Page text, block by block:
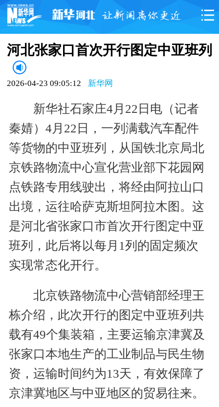
河北张家口首次开行图定中亚班列
2026-04-23 09:05:12 新华网
新华社石家庄4月22日电（记者
秦婧）4月22日，一列满载汽车配件
等货物的中亚班列，从国铁北京局北
京铁路物流中心宣化营业部下花园网
点铁路专用线驶出，将经由阿拉山口
出境，运往哈萨克斯坦阿拉木图。这
是河北省张家口市首次开行图定中亚
班列，此后将以每月1列的固定频次
实现常态化开行。
北京铁路物流中心营销部经理王
栋介绍，此次开行的图定中亚班列共
载有49个集装箱，主要运输京津冀及
张家口本地生产的工业制品与民生物
资，运输时间约为13天，有效保障了
京津冀地区与中亚地区的贸易往来。